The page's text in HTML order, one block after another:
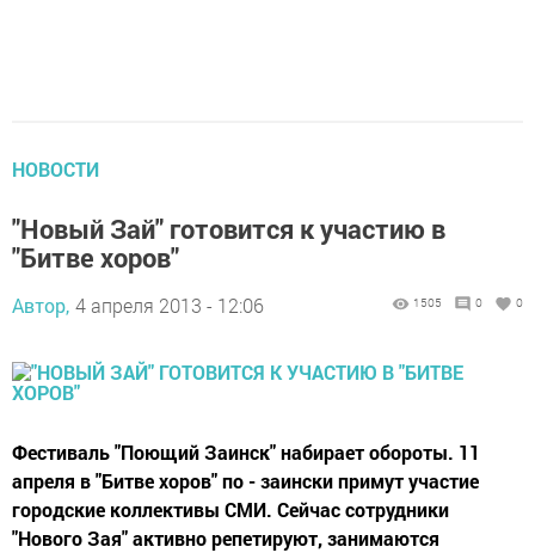
НОВОСТИ
"Новый Зай" готовится к участию в
"Битве хоров"
Автор, 4 апреля 2013 - 12:06 1505 0 0
Фестиваль "Поющий Заинск" набирает обороты. 11
апреля в "Битве хоров" по - заински примут участие
городские коллективы СМИ. Сейчас сотрудники
"Нового Зая" активно репетируют, занимаются